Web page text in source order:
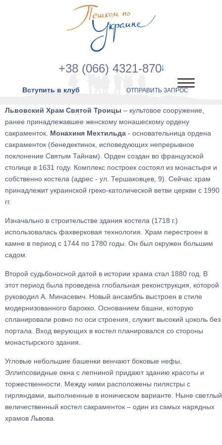
+38 (066) 4321-870
Вступить в клуб ОТПРАВИТЬ ЗАПРОС
Львовский Храм Святой Троицы – культовое сооружение,
ранее принадлежавшее женскому монашескому ордену
сакраменток. Монахиня Мехтильда - основательница ордена
сакраменток (бенедектинок, исповедующих непрерывное
поклонение Святым Тайнам). Орден создан во французской
столице в 1631 году. Комплекс построек состоял из монастыря и
собственно костела (адрес - ул. Тершаковцев, 9). Сейчас храм
принадлежит украинской греко-католической ветви церкви с 1990
гг.
Изначально в строительстве здания костела (1718 г.)
использовалась фахверковая технология. Храм перестроен в
камне в период с 1744 по 1780 годы. Он был окружен большим
садом.
Второй судьбоносной датой в истории храма стал 1880 год. В
этот период была проведена глобальная реконструкция, которой
руководил А. Минасевич. Новый ансамбль выстроен в стиле
модернизованного барокко. Основанием башни, которую
спланировали ровно по оси строения, служит высокий цоколь без
портала. Вход верующих в костел планировался со стороны
монастырского здания.
Угловые небольшие башенки венчают боковые нефы.
Эллипсовидные окна с лепниной придают зданию красоты и
торжественности. Между ними расположены пилястры с
гирляндами, выполненные в ионическом варианте. Ныне светлый
величественный костел сакраменток – один из самых нарядных
храмов Львова.